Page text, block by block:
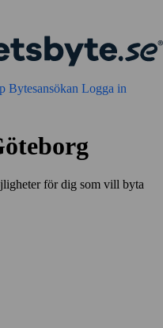
Bytesansökan Logga in
för dig som vill byta